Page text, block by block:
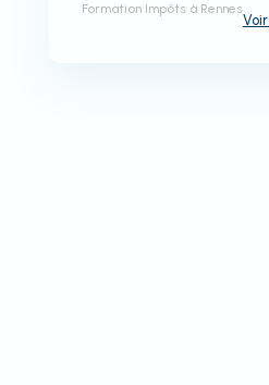
Formation Impôts à Rennes
Voir